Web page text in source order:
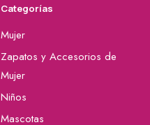
Categorías
Mujer
Zapatos y Accesorios de
Mujer
Niños
Mascotas